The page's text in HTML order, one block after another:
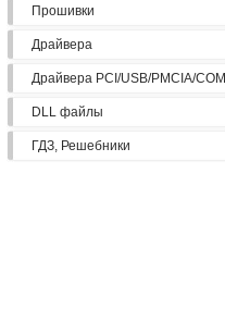
Прошивки
Драйвера
Драйвера PCI/USB/PMCIA/COM
DLL файлы
ГДЗ, Решебники